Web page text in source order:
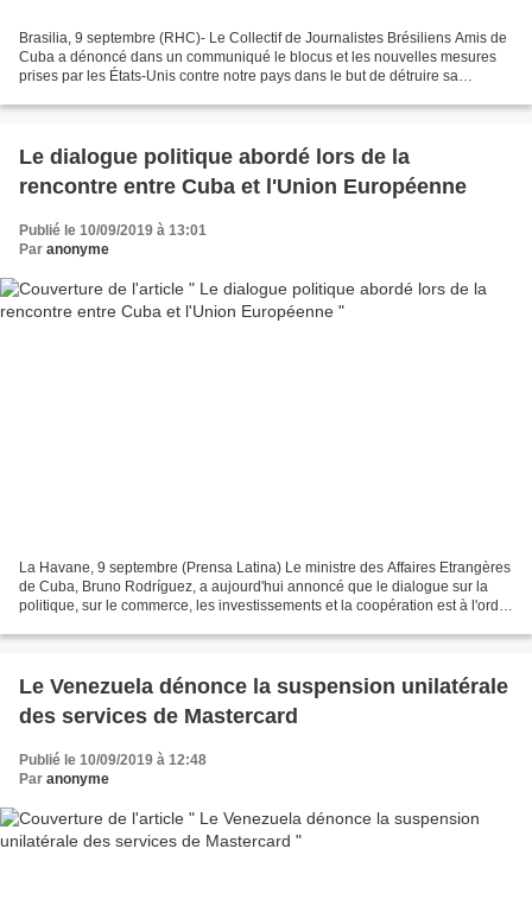
Brasilia, 9 septembre (RHC)- Le Collectif de Journalistes Brésiliens Amis de
Cuba a dénoncé dans un communiqué le blocus et les nouvelles mesures
prises par les États-Unis contre notre pays dans le but de détruire sa
Le dialogue politique abordé lors de la
rencontre entre Cuba et l'Union Européenne
Publié le 10/09/2019 à 13:01
Par anonyme
La Havane, 9 septembre (Prensa Latina) Le ministre des Affaires Etrangères
de Cuba, Bruno Rodríguez, a aujourd'hui annoncé que le dialogue sur la
politique, sur le commerce, les investissements et la coopération est à l'ordre
Le Venezuela dénonce la suspension unilatérale
des services de Mastercard
Publié le 10/09/2019 à 12:48
Par anonyme